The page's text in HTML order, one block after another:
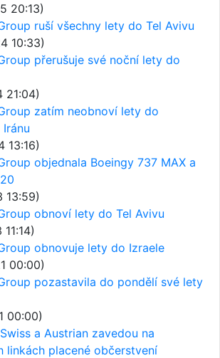
20:13)
ruší všechny lety do Tel Avivu
10:33)
přerušuje své noční lety do
21:04)
zatím neobnoví lety do
13:16)
objednala Boeingy 737 MAX a
13:59)
obnoví lety do Tel Avivu
obnovuje lety do Izraele
00:00)
pozastavila do pondělí své lety
00:00)
a Austrian zavedou na
linkách placené občerstvení